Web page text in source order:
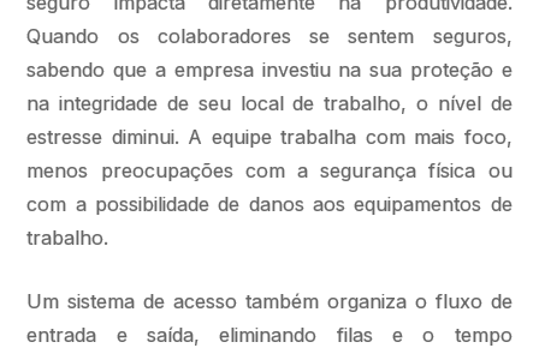
Quando os colaboradores se sentem seguros,
sabendo que a empresa investiu na sua proteção e
na integridade de seu local de trabalho, o nível de
estresse diminui. A equipe trabalha com mais foco,
menos preocupações com a segurança física ou
com a possibilidade de danos aos equipamentos de
trabalho.
Um sistema de acesso também organiza o fluxo de
entrada e saída, eliminando filas e o tempo